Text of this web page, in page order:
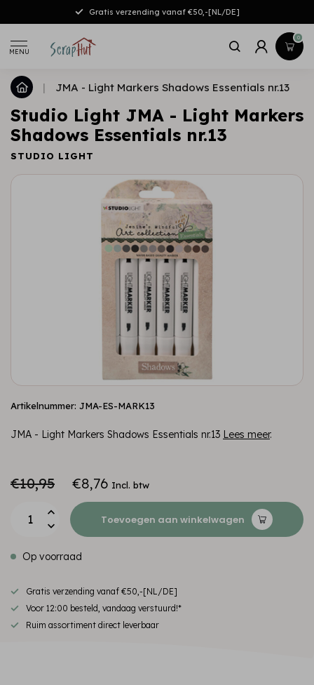
Gratis verzending vanaf €50,-[NL/DE]
MENU
0
| JMA - Light Markers Shadows Essentials nr.13
Studio Light JMA - Light Markers
Shadows Essentials nr.13
STUDIO LIGHT
Artikelnummer: JMA-ES-MARK13
JMA - Light Markers Shadows Essentials nr.13 Lees meer.
€10,95 €8,76 Incl. btw
Toevoegen aan winkelwagen
Op voorraad
Gratis verzending vanaf €50,-[NL/DE]
Voor 12:00 besteld, vandaag verstuurd!*
Ruim assortiment direct leverbaar